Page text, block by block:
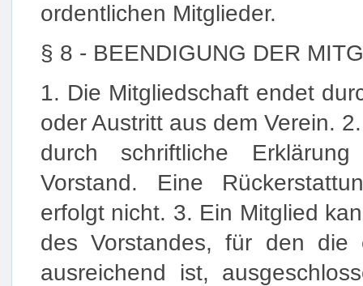
ordentlichen Mitglieder.
§ 8 - BEENDIGUNG DER
1. Die Mitgliedschaft endet
oder Austritt aus dem Verein.
durch schriftliche
Vorstand. Eine
erfolgt nicht. 3. Ein Mitglied
des Vorstandes, für den die
ausreichend ist,